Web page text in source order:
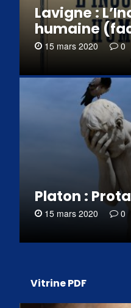
Lavigne :
humaine
15 mars 2020 0
Platon :
15 mars 2020 0
Vitrine PDF